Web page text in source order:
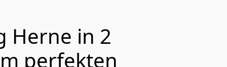
Herne in 2
perfekten